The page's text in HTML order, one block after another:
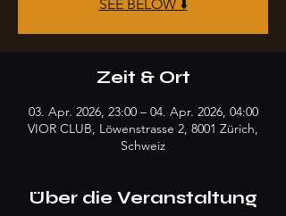
SEE BELOW ⬇️
Zeit & Ort
03. Apr. 2026, 23:00 – 04. Apr. 2026, 04:00
VIOR CLUB, Löwenstrasse 2, 8001 Zürich,
Schweiz
Über die Veranstaltung